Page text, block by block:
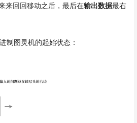
来回回移动之后，最后在输出数据最右
制图灵机的起始状态：